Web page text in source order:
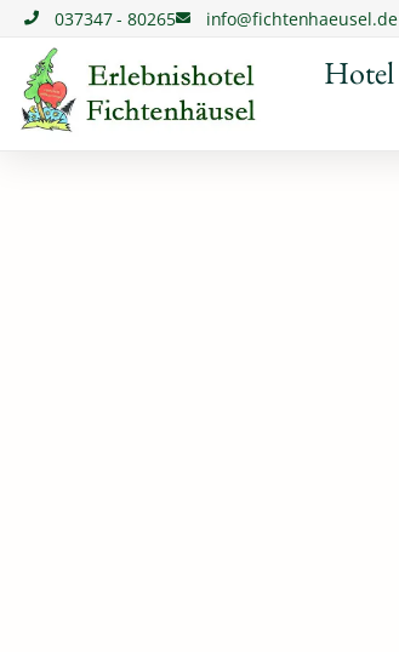
Zum
Inhalt
springen
037347 - 80265 info@fichtenhaeusel.de
Hotel